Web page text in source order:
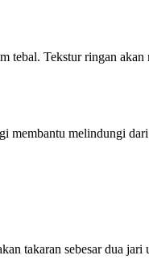
Tekstur ringan akan
melindungi
takaran sebesar dua